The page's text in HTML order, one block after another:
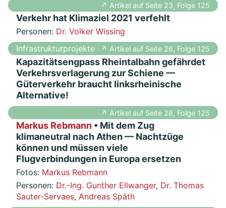
↗ Artikel auf Seite 23, Folge 125
Verkehr hat Klimaziel 2021 verfehlt
Personen: Dr. Volker Wissing
Infrastrukturprojekte
↗ Artikel auf Seite 26, Folge 125
Kapazitätsengpass Rheintalbahn gefährdet
Verkehrsverlagerung zur Schiene —
Güterverkehr braucht linksrheinische
Alternative!
↗ Artikel auf Seite 28, Folge 125
Markus Rebmann• Mit dem Zug
klimaneutral nach Athen — Nachtzüge
können und müssen viele
Flugverbindungen in Europa ersetzen
Fotos: Markus Rebmann
Personen: Dr.-Ing. Gunther Ellwanger, Dr. Thomas
Sauter-Servaes, Andreas Späth